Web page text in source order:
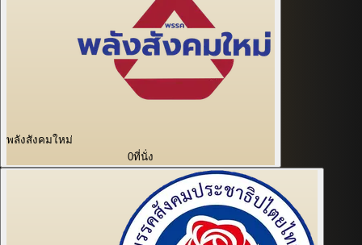
พลังสังคมใหม่
0ที่นั่ง